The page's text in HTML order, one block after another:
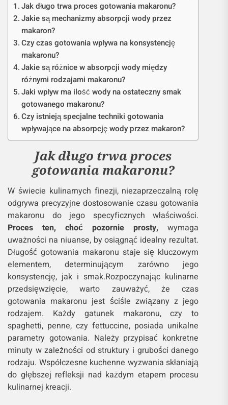
Jak długo trwa proces gotowania makaronu?
Jakie są mechanizmy absorpcji wody przez
makaron?
Czy czas gotowania wpływa na konsystencję
makaronu?
Jakie są różnice w absorpcji wody między
różnymi rodzajami makaronu?
Jaki wpływ ma ilość wody na ostateczny smak
gotowanego makaronu?
Czy istnieją specjalne techniki gotowania
wpływające na absorpcję wody przez makaron?
Jak długo trwa proces
gotowania makaronu?
W świecie kulinarnych finezji, niezaprzeczalną rolę
odgrywa precyzyjne dostosowanie czasu gotowania
makaronu do jego specyficznych właściwości.
Proces ten, choć pozornie prosty, wymaga
uważności na niuanse, by osiągnąć idealny rezultat.
Długość gotowania makaronu staje się kluczowym
elementem, determinującym zarówno jego
konsystencję, jak i smak.Rozpoczynając kulinarne
przedsięwzięcie, warto zauważyć, że czas
gotowania makaronu jest ściśle związany z jego
rodzajem. Każdy gatunek makaronu, czy to
spaghetti, penne, czy fettuccine, posiada unikalne
parametry gotowania. Należy przypisać konkretne
minuty w zależności od struktury i grubości danego
rodzaju. Współczesne kuchenne wyzwania skłaniają
do głębszej refleksji nad każdym etapem procesu
kulinarnej kreacji.